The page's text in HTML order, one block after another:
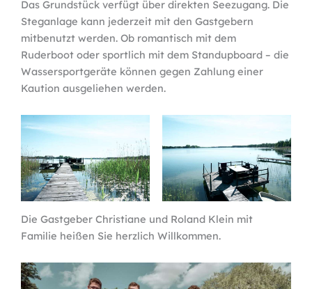
Das Grundstück verfügt über direkten Seezugang. Die
Steganlage kann jederzeit mit den Gastgebern
mitbenutzt werden. Ob romantisch mit dem
Ruderboot oder sportlich mit dem Standupboard – die
Wassersportgeräte können gegen Zahlung einer
Kaution ausgeliehen werden.
Die Gastgeber Christiane und Roland Klein mit
Familie heißen Sie herzlich Willkommen.